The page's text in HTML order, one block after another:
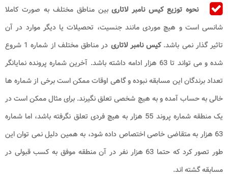
نحوه توزیع کیس نامبر لاتاریبین مناطق مختلف به صورت کاملا
شانسی است و هیچ موردی مانند جنسیت، تحصیلات یا دیگر موارد در آن
تاثیر گذار نمی باشد.کیس نامبر لاتاری
در مناطق مختلف از شماره 1 شروع
شده و می تواند تا 63 هزار ادامه داشته باشد. آخرین شماره پرونده نمایانگر
تعداد برندگان این مسابقه نبوده و گاهی اوقات ممکن است برخی از شماره ها
خالی به حساب آمده و به هیچ شخصی تعلق نگیرند. برای مثال ممکن است در
یک منطقه شماره پروند 55 هزار به هیچ فردی تعلق نگرفته باشد، اما شماره
63 هزار به متقاضی خاصی اختصاص داده شود، به همین دلیل نمی توان این
طور تصور کرد که حتما 63 هزار نفر در آن منطقه موفق به کسب قبولی در
مسابقه گشته اند.